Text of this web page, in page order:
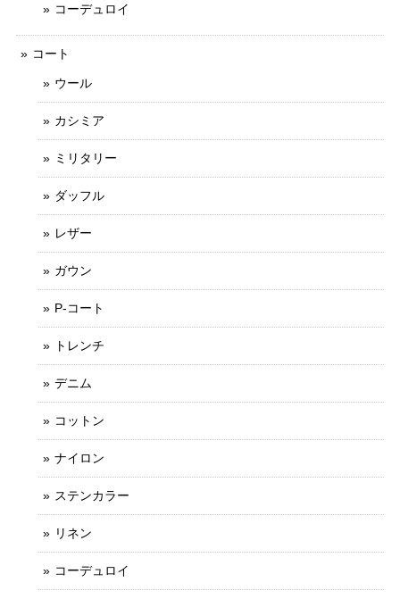
コーデュロイ
コート
ウール
カシミア
ミリタリー
ダッフル
レザー
ガウン
P-コート
トレンチ
デニム
コットン
ナイロン
ステンカラー
リネン
コーデュロイ